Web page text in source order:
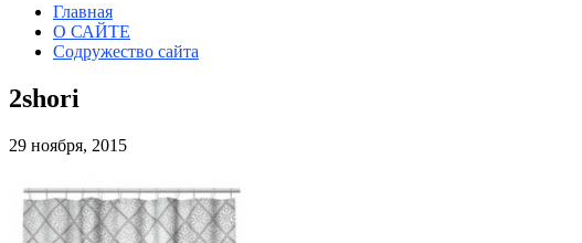
Главная
О САЙТЕ
Содружество сайта
2shori
29 ноября, 2015